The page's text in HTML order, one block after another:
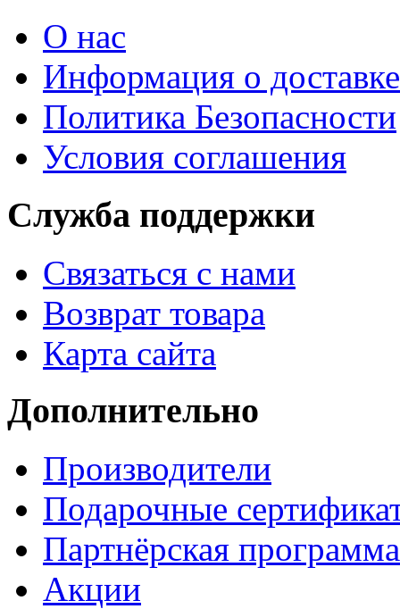
О нас
Информация о доставке
Политика Безопасности
Условия соглашения
Служба поддержки
Связаться с нами
Возврат товара
Карта сайта
Дополнительно
Производители
Подарочные
Партнёрская программа
Акции